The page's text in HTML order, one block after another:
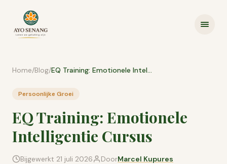
Home/Blog/ EQ Training: Emotionele Intelligentie Cursus
Persoonlijke Groei
EQ Training: Emotionele
Intelligentie Cursus
Bijgewerkt 21 juli 2026 DoorMarcel Kupures